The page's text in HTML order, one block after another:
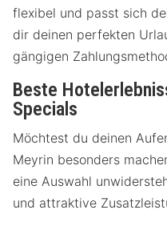
flexibel und passt sich
dir deinen perfekten
gängigen
Beste
Specials
Möchtest du deinen
Meyrin besonders
eine Auswahl
und attraktive